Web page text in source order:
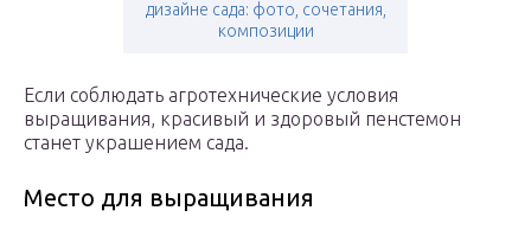
дизайне сада: фото, сочетания,
композиции
Если соблюдать агротехнические условия
выращивания, красивый и здоровый пенстемон
станет украшением сада.
Место для выращивания